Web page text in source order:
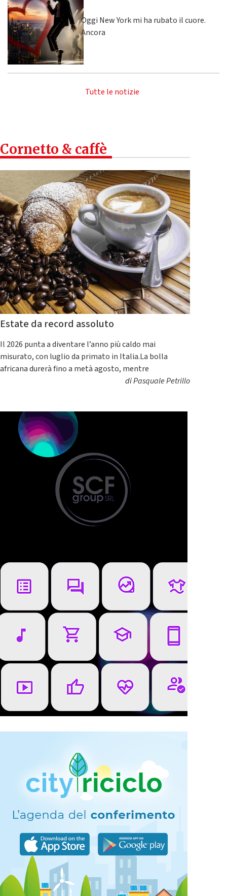
Oggi New York mi ha rubato il cuore.
Ancora
Tutte le notizie
Cornetto & caffè
Estate da record assoluto
Il 2026 punta a diventare l’anno più caldo mai
misurato, con luglio da primato in Italia.La bolla
africana durerà fino a metà agosto, mentre
diPasquale Petrillo